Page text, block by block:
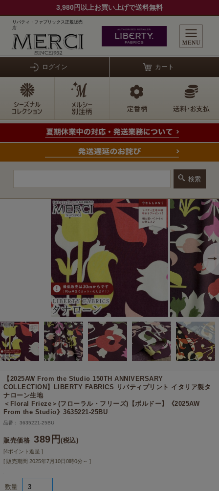
3,980円以上お買い上げで送料無料
リバティ・ファブリックス正規販売
店
ログイン カート
【2025AW From the Studio 150TH ANNIVERSARY
COLLECTION】 LIBERTY FABRICS リバティプリント イタリア製タ
ナローン生地
＜Floral Frieze＞(フローラル・フリーズ)【ボルドー】《2025AW
From the Studio》3635221-25BU
品番： 3635221-25BU
販売価格 389円(税込)
[4ポイント進呈 ]
[ 販売期間 2025年7月10日0時0分 ～ ]
数量